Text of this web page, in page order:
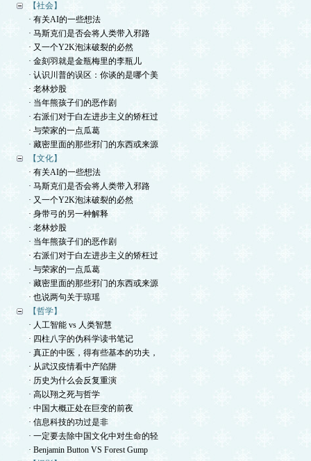
【社会】
· 有关AI的一些想法
· 马斯克们是否会将人类带入邪路
· 又一个Y2K泡沫破裂的必然
· 金刻羽就是金瓶梅里的李瓶儿
· 认识川普的误区：你谈的是哪个美
· 老林炒股
· 当年熊孩子们的恶作剧
· 右派们对于白左进步主义的矫枉过
· 与荣家的一点瓜葛
· 藏密里面的那些邪门的东西或来源
【文化】
· 有关AI的一些想法
· 马斯克们是否会将人类带入邪路
· 又一个Y2K泡沫破裂的必然
· 身带弓的另一种解释
· 老林炒股
· 当年熊孩子们的恶作剧
· 右派们对于白左进步主义的矫枉过
· 与荣家的一点瓜葛
· 藏密里面的那些邪门的东西或来源
· 也说两句关于琼瑶
【哲学】
· 人工智能 vs 人类智慧
· 四柱八字的伪科学读书笔记
· 真正的中医，得有些基本的功夫，
· 从武汉疫情看中产陷阱
· 历史为什么会反复重演
· 高以翔之死与哲学
· 中国大概正处在巨变的前夜
· 信息科技的功过是非
· 一定要去除中国文化中对生命的轻
· Benjamin Button VS Forest Gump